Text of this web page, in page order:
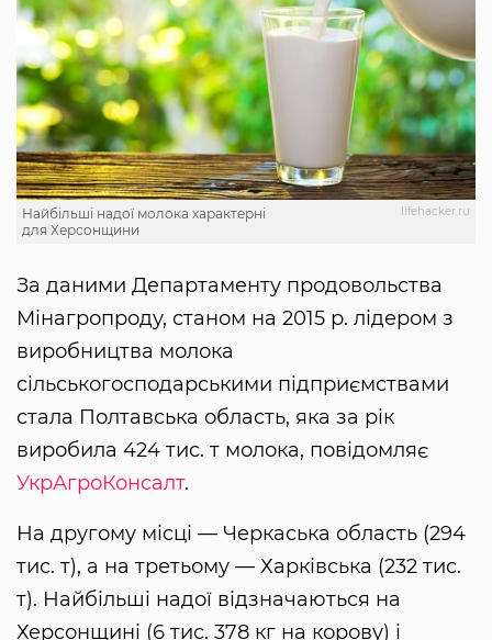
lifehacker.ru
Найбільші надої молока характерні
для Херсонщини
За даними Департаменту продовольства
Мінагропроду, станом на 2015 р. лідером з
виробництва молока
сільськогосподарськими підприємствами
стала Полтавська область, яка за рік
виробила 424 тис. т молока, повідомляє
УкрАгроКонсалт.
На другому місці — Черкаська область (294
тис. т), а на третьому — Харківська (232 тис.
т). Найбільші надої відзначаються на
Херсонщині (6 тис. 378 кг на корову) і